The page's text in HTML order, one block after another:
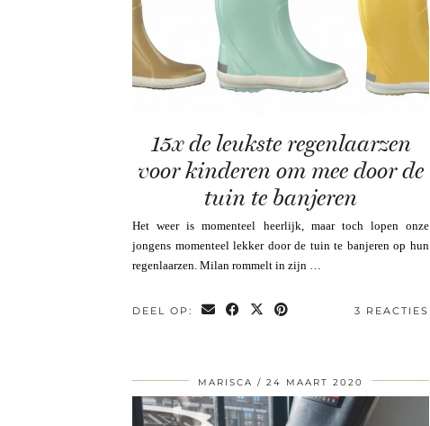
15x de leukste regenlaarzen
voor kinderen om mee door de
tuin te banjeren
Het weer is momenteel heerlijk, maar toch lopen onze
jongens momenteel lekker door de tuin te banjeren op hun
regenlaarzen. Milan rommelt in zijn …
DEEL OP: 3 REACTIES
MARISCA 24 MAART 2020